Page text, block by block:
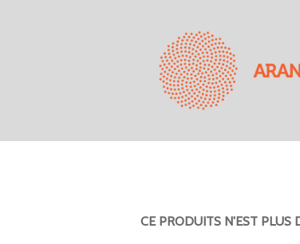
CE PRODUITS N'EST PLUS